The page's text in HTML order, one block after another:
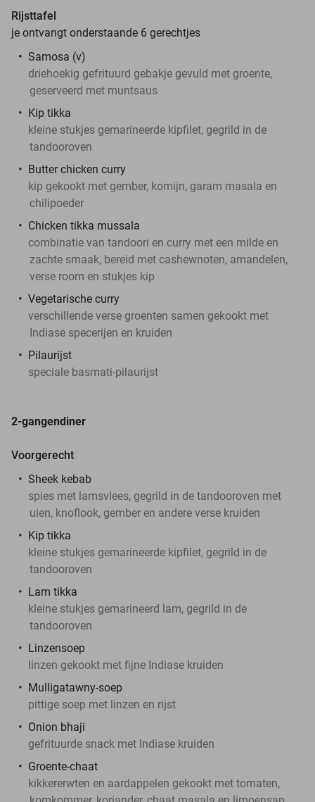
Rijsttafel
je ontvangt onderstaande 6 gerechtjes
Samosa (v)
driehoekig gefrituurd gebakje gevuld met groente,
geserveerd met muntsaus
Kip tikka
kleine stukjes gemarineerde kipfilet, gegrild in de
tandooroven
Butter chicken curry
kip gekookt met gember, komijn, garam masala en
chilipoeder
Chicken tikka mussala
combinatie van tandoori en curry met een milde en
zachte smaak, bereid met cashewnoten, amandelen,
verse room en stukjes kip
Vegetarische curry
verschillende verse groenten samen gekookt met
Indiase specerijen en kruiden
Pilaurijst
speciale basmati-pilaurijst
2-gangendiner
Voorgerecht
Sheek kebab
spies met lamsvlees, gegrild in de tandooroven met
uien, knoflook, gember en andere verse kruiden
Kip tikka
kleine stukjes gemarineerde kipfilet, gegrild in de
tandooroven
Lam tikka
kleine stukjes gemarineerd lam, gegrild in de
tandooroven
Linzensoep
linzen gekookt met fijne Indiase kruiden
Mulligatawny-soep
pittige soep met linzen en rijst
Onion bhaji
gefrituurde snack met Indiase kruiden
Groente-chaat
kikkererwten en aardappelen gekookt met tomaten,